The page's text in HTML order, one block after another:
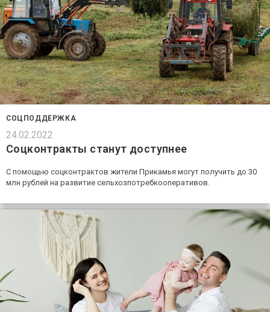
СОЦПОДДЕРЖКА
24.02.2022
Соцконтракты станут доступнее
С помощью соцконтрактов жители Прикамья могут получить до 30
млн рублей на развитие сельхозпотребкооперативов.